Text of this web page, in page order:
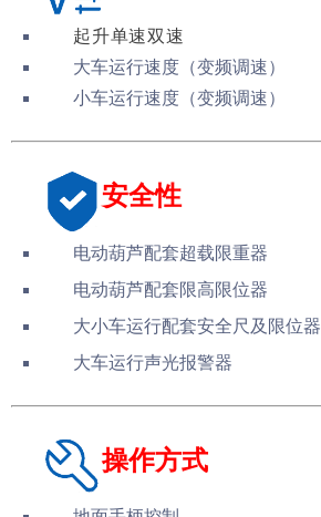
起升单速双速
大车运行速度（变频调速）
小车运行速度（变频调速）
安全性
电动葫芦配套超载限重器
电动葫芦配套限高限位器
大小车运行配套安全尺及限位器
大车运行声光报警器
操作方式